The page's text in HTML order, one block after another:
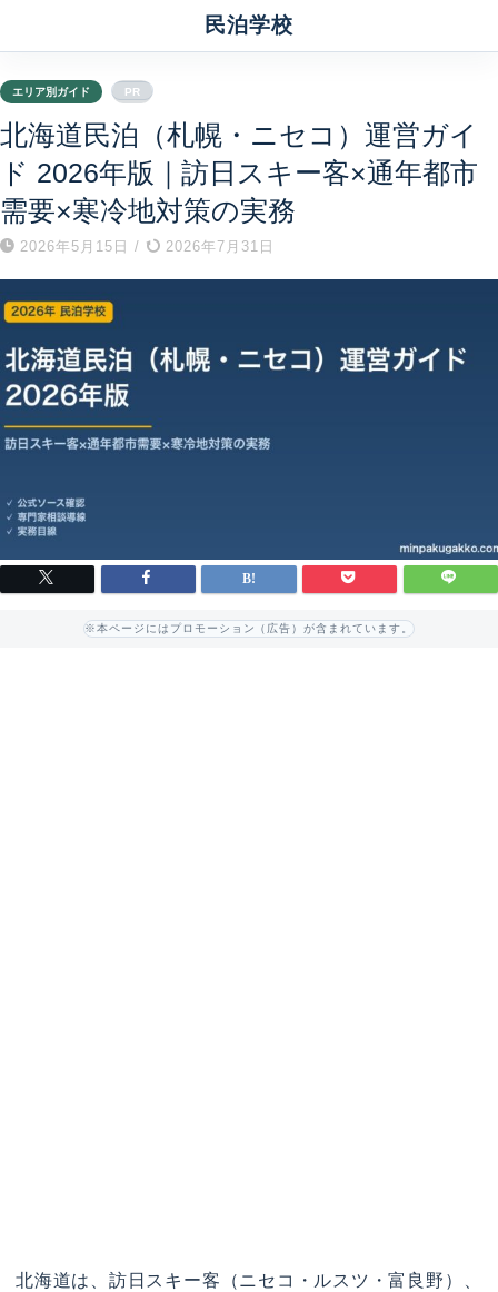
民泊学校
エリア別ガイド PR
北海道民泊（札幌・ニセコ）運営ガイ
ド 2026年版｜訪日スキー客×通年都市
需要×寒冷地対策の実務
2026年5月15日 / 2026年7月31日
※本ページにはプロモーション（広告）が含まれています。
北海道は、訪日スキー客（ニセコ・ルスツ・富良野）、